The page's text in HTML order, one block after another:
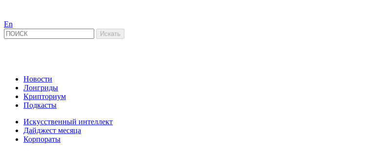
En
Новости
Лонгриды
Крипториум
Подкасты
Искусственный интеллект
Дайджест месяца
Корпораты